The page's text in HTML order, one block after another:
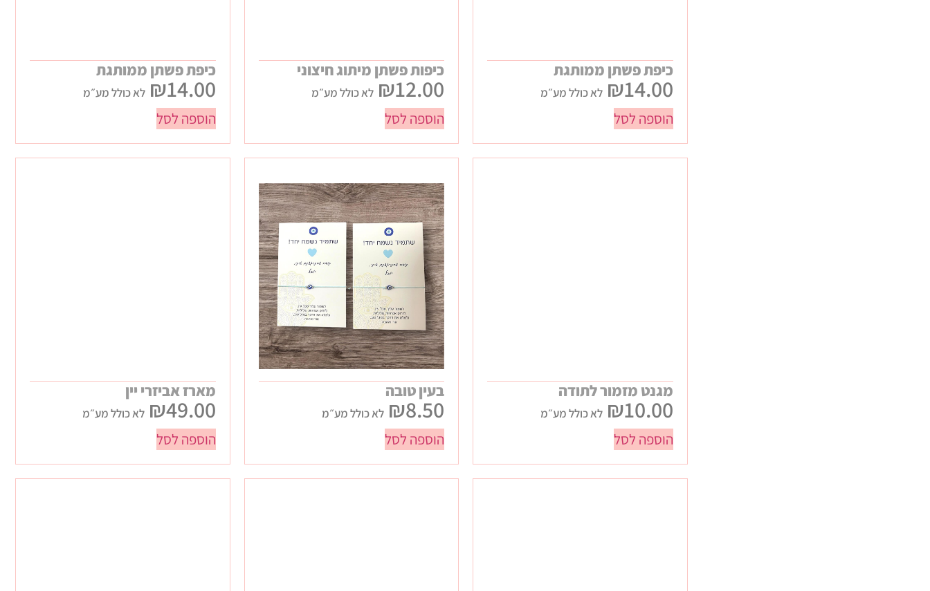
כיפת פשתן ממותגת
₪14.00 לא כולל מע״מ
הוספה לסל
כיפות פשתן מיתוג חיצוני
₪12.00 לא כולל מע״מ
הוספה לסל
כיפת פשתן ממותגת
₪14.00 לא כולל מע״מ
הוספה לסל
מגנט מזמור לתודה
₪10.00 לא כולל מע״מ
הוספה לסל
בעין טובה
₪8.50 לא כולל מע״מ
הוספה לסל
מארז אביזרי יין
₪49.00 לא כולל מע״מ
הוספה לסל